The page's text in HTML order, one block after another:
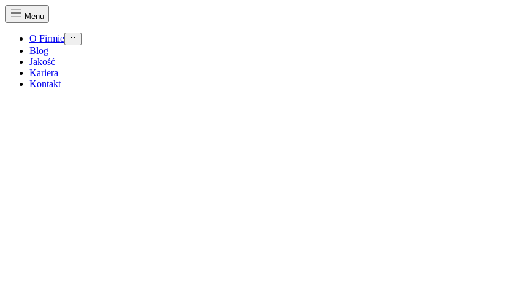
Menu
O Firmie
Blog
Jakość
Kariera
Kontakt